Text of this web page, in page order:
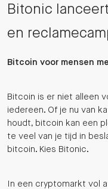
Bitonic
en
Bitcoin voor mensen
Bitcoin is er niet alleen
iedereen. Of je nu van
houdt, bitcoin kan een
te veel van je tijd in
bitcoin. Kies Bitonic.
In een cryptomarkt vol